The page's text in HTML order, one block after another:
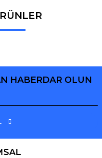
HABERDAR OLUN